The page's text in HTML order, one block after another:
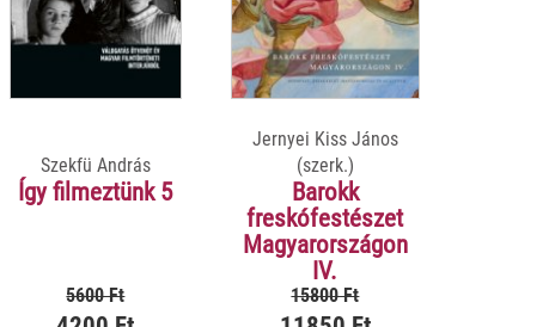
Szekfü András
Így filmeztünk 5
5600 Ft
Jernyei Kiss János
(szerk.)
Barokk
freskófestészet
Magyarországon
IV.
15800 Ft